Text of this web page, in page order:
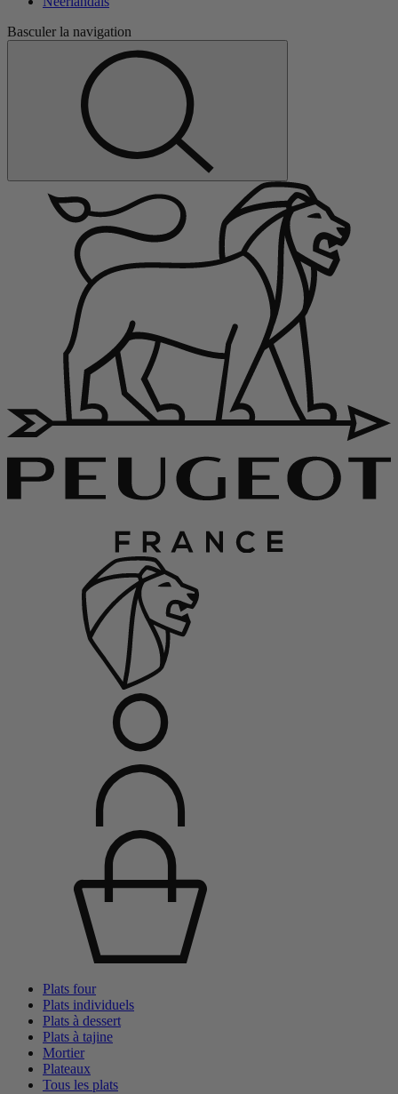
Basculer la navigation
Plats four
Plats individuels
Plats à dessert
Plats à tajine
Mortier
Plateaux
Tous les plats